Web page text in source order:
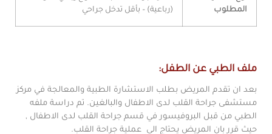
المطلوب
(رباعية) – بأقل تدخل جراحي
ملف الطبي عن الطفل:
بعد ان تقدم المريض بطلب الاستشارة الطبية والمعالجة في مركز
مستشفى جراحة القلب لدى الاطفال والبالغين. تم دراسة ملفه
الطبي من قبل البروفيسور في قسم جراحة القلب لدى الاطفال ,
حيث قرر بان المريض يحتاج الى عملية جراحة القلب.